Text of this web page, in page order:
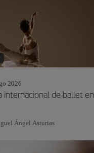
2026
internacional de ballet en
Ángel Asturias